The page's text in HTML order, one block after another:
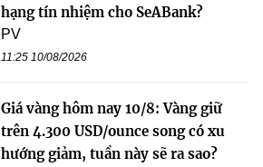
hạng tín nhiệm cho SeABank?
PV
11:25 10/08/2026
Giá vàng hôm nay 10/8: Vàng giữ
trên 4.300 USD/ounce song có xu
hướng giảm, tuần này sẽ ra sao?